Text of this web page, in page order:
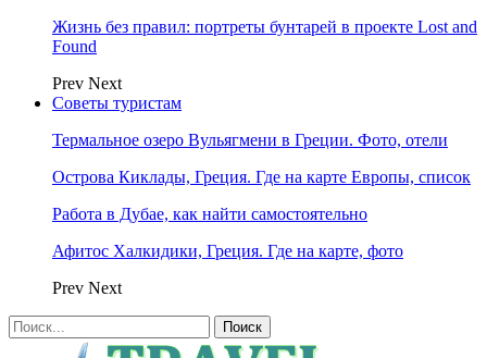
Жизнь без правил: портреты бунтарей в проекте Lost and
Found
Prev Next
Советы туристам
Термальное озеро Вульягмени в Греции. Фото, отели
Острова Киклады, Греция. Где на карте Европы, список
Работа в Дубае, как найти самостоятельно
Афитос Халкидики, Греция. Где на карте, фото
Prev Next